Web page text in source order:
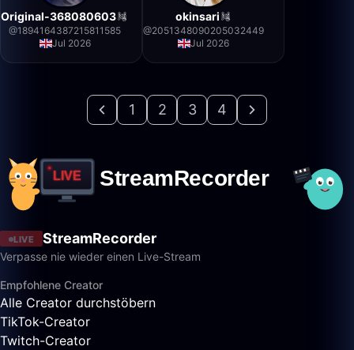
Original-368080603
@1894164387215811585
Jul 2026
okinsari
@2051348090205032449
Jul 2026
1 2 3 4
LIVE StreamRecorder
Verpasse nie wieder einen Live-Stream
Empfohlene Creator
Alle Creator durchstöbern
TikTok-Creator
Twitch-Creator